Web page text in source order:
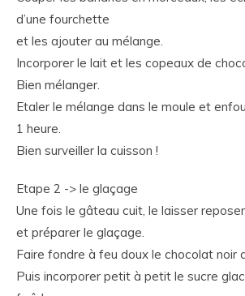
d’une fourchette
et les ajouter au mélange.
Incorporer le lait et les copeaux de
Bien mélanger.
Etaler le mélange dans le moule et
1 heure.
Bien surveiller la cuisson !
Etape 2 -> le glaçage
Une fois le gâteau cuit, le laisser
et préparer le glaçage.
Faire fondre à feu doux le chocolat noir
Puis incorporer petit à petit le sucre